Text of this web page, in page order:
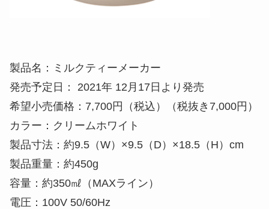
製品名：ミルクティーメーカー
発売予定日： 2021年 12月17日より発売
希望小売価格：7,700円（税込）（税抜き7,000円）
カラー：クリームホワイト
製品寸法：約9.5（W）×9.5（D）×18.5（H）cm
製品重量：約450g
容量：約350㎖（MAXライン）
電圧：100V 50/60Hz